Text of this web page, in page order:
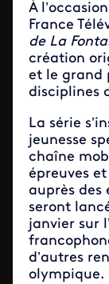
À
France
de La
création
et le grand
disciplines
La série
jeunesse
chaîne
épreuves
auprès des
seront
janvier sur
d’autres
olympique.